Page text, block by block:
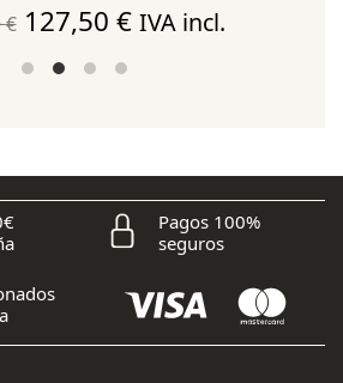
€ El
precio
170,00 €.
127,50 €El
127,50 €.
IVA incl.
Pagos 100%
seguros